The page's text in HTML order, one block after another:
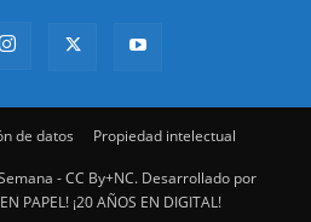
de datos Propiedad intelectual
- CC By+NC. Desarrollado por
PAPEL! ¡20 AÑOS EN DIGITAL!